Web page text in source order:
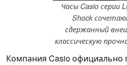
Часы Casio серии
Shock
сдержанный
классическую
Компания Casio официально